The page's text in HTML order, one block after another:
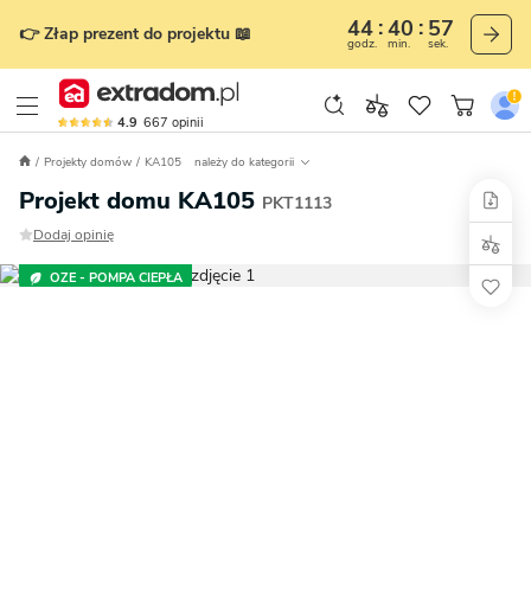
👉 Złap prezent do projektu 📖 44
godz.
40
min.
56
sek.
4.9 667 opinii
Projekty domów KA105 należy do kategorii
Projekt domu KA105 PKT1113
Dodaj opinię
OZE - POMPA CIEPŁA